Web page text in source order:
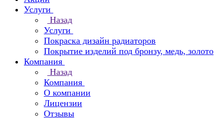
Услуги
Назад
Услуги
Покраска дизайн радиаторов
Покрытие изделий под бронзу, медь, золото
Компания
Назад
Компания
О компании
Лицензии
Отзывы